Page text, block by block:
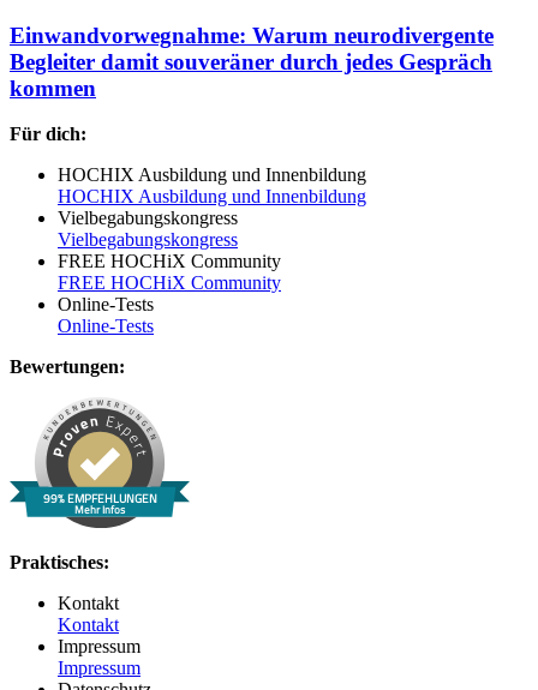
Einwandvorwegnahme: Warum neurodivergente
Begleiter damit souveräner durch jedes Gespräch
kommen
Für dich:
HOCHIX Ausbildung und Innenbildung
HOCHIX Ausbildung und Innenbildung
Vielbegabungskongress
Vielbegabungskongress
FREE HOCHiX Community
FREE HOCHiX Community
Online-Tests
Online-Tests
Bewertungen:
99% EMPFEHLUNGEN
Mehr Infos
Praktisches:
Kontakt
Kontakt
Impressum
Impressum